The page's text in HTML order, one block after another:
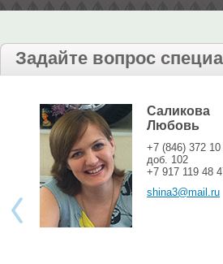
Задайте вопрос
Саликова
Любовь
+7 (846) 372 10
доб. 102
+7 917 119 48
shina3@mail.ru